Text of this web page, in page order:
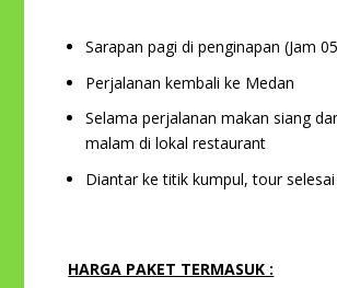
Sarapan pagi di penginapan (Jam
Perjalanan kembali ke Medan
Selama perjalanan makan siang
malam di lokal restaurant
Diantar ke titik kumpul, tour selesai
HARGA PAKET TERMASUK :